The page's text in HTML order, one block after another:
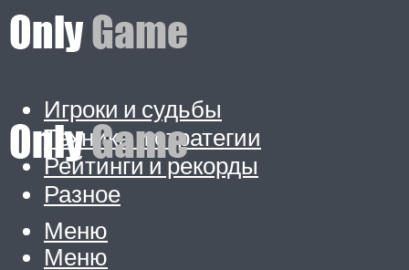
Игроки и судьбы
Техника и стратегии
Рейтинги и рекорды
Разное
Меню
Меню